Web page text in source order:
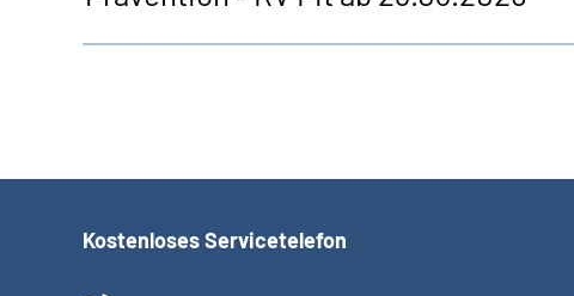
Kostenloses Servicetelefon